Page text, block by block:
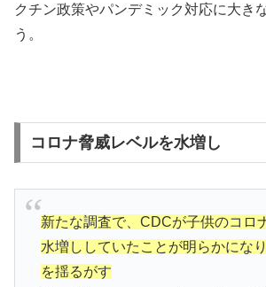
クチン政策やパンデミック対応に大き
う。
コロナ脅威レベルを水増し
新たな調査で、CDCが子供のコロ
水増ししていたことが明らかにな
を揺るがす